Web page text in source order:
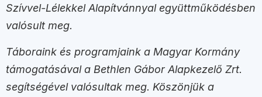
Szívvel-Lélekkel Alapítvánnyal együttműködésben
valósult meg.
Táboraink és programjaink a Magyar Kormány
támogatásával a Bethlen Gábor Alapkezelő Zrt.
segítségével valósultak meg. Köszönjük a